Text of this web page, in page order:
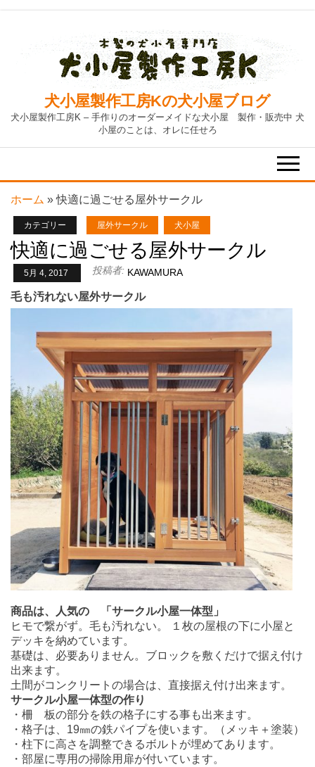
content
犬小屋製作工房Kの犬小屋ブログ
犬小屋製作工房K – 手作りのオーダーメイドな犬小屋 製作・販売中 犬
小屋のことは、オレに任せろ
ホーム »快適に過ごせる屋外サークル
カテゴリー 屋外サークル 犬小屋
快適に過ごせる屋外サークル
5月 4, 2017 投稿者: KAWAMURA
毛も汚れない屋外サークル
商品は、人気の 「サークル小屋一体型」
ヒモで繋がず。毛も汚れない。 １枚の屋根の下に小屋と
デッキを納めています。
基礎は、必要ありません。ブロックを敷くだけで据え付け
出来ます。
土間がコンクリートの場合は、直接据え付け出来ます。
サークル小屋一体型の作り
・柵 板の部分を鉄の格子にする事も出来ます。
・格子は、19㎜の鉄パイプを使います。（メッキ＋塗装）
・柱下に高さを調整できるボルトが埋めてあります。
・部屋に専用の掃除用扉が付いています。